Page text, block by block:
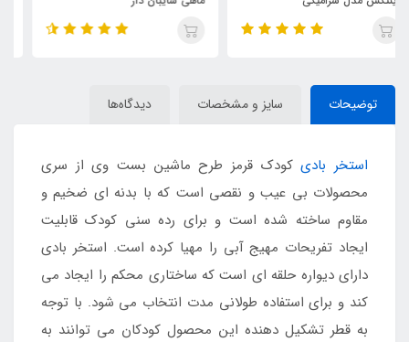
توضیحات سایز و مشخصات دیدگاه‌ها
استخر بادیکودک قرمز طرح ماشین بست وی از سری
محصولات بی عیب و نقصی است که با بدنه ای ضخیم و
مقاوم ساخته شده است و برای رده سنی کودک قابلیت
ایجاد تفریحات مهیج آبی را مهیا کرده است. استخر بادی
دارای دیواره حلقه ای است که ساختاری محکم را ایجاد می
کند و برای استفاده طولانی مدت انتخاب می شود. با توجه
به قطر تشکیل دهنده این محصول کودکان می توانند به